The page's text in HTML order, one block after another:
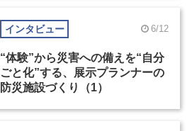
インタビュー 6/12
“体験”から災害への備えを“自分
ごと化”する、展示プランナーの
防災施設づくり（1）